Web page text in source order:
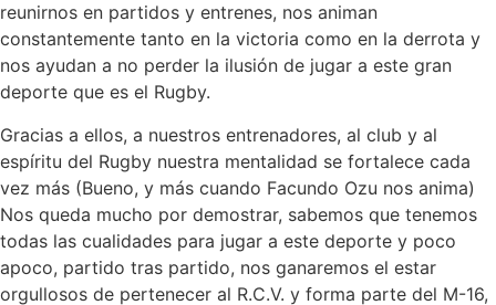
reunirnos en partidos y entrenes, nos animan
constantemente tanto en la victoria como en la derrota y
nos ayudan a no perder la ilusión de jugar a este gran
deporte que es el Rugby.
Gracias a ellos, a nuestros entrenadores, al club y al
espíritu del Rugby nuestra mentalidad se fortalece cada
vez más (Bueno, y más cuando Facundo Ozu nos anima)
Nos queda mucho por demostrar, sabemos que tenemos
todas las cualidades para jugar a este deporte y poco
apoco, partido tras partido, nos ganaremos el estar
orgullosos de pertenecer al R.C.V. y forma parte del M-16,